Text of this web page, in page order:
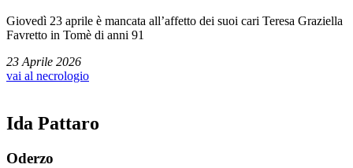
Giovedì 23 aprile è mancata all’affetto dei suoi cari Teresa Graziella
Favretto in Tomè di anni 91
23 Aprile 2026
vai al necrologio
Ida Pattaro
Oderzo